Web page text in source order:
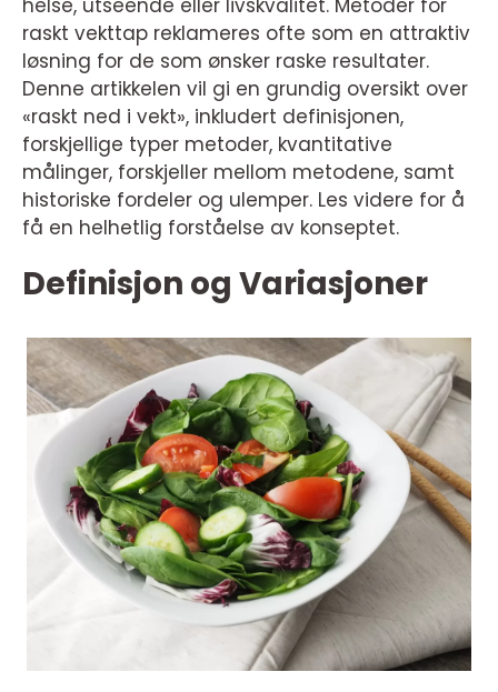
helse, utseende eller livskvalitet. Metoder for
raskt vekttap reklameres ofte som en attraktiv
løsning for de som ønsker raske resultater.
Denne artikkelen vil gi en grundig oversikt over
«raskt ned i vekt», inkludert definisjonen,
forskjellige typer metoder, kvantitative
målinger, forskjeller mellom metodene, samt
historiske fordeler og ulemper. Les videre for å
få en helhetlig forståelse av konseptet.
Definisjon og Variasjoner